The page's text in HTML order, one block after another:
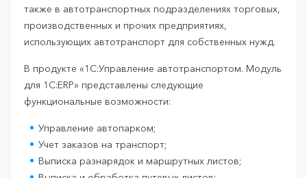
также в автотранспортных подразделениях торговых,
производственных и прочих предприятиях,
использующих автотранспорт для собственных нужд.
В продукте «1С:Управление автотранспортом. Модуль
для 1С:ERP» представлены следующие
функциональные возможности:
Управление автопарком;
Учет заказов на транспорт;
Выписка разнарядок и маршрутных листов;